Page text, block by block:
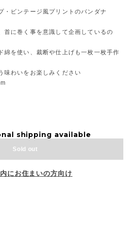
・ビンテージ風プリントのバンダナ
首に巻く事を意識して企画しているの
綿を使い、裁断や仕上げも一枚一枚手作
味わいをお楽しみください
shipping available
Sold out
にお住まいの方向け